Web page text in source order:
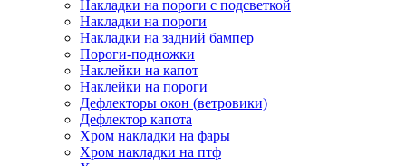
Накладки на пороги с подсветкой
Накладки на пороги
Накладки на задний бампер
Пороги-подножки
Наклейки на капот
Наклейки на пороги
Дефлекторы окон (ветровики)
Дефлектор капота
Хром накладки на фары
Хром накладки на птф